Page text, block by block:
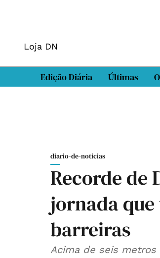
Loja DN
Edição Diária Últimas
diario-de-noticias
Recorde de
jornada
barreiras
Acima de seis